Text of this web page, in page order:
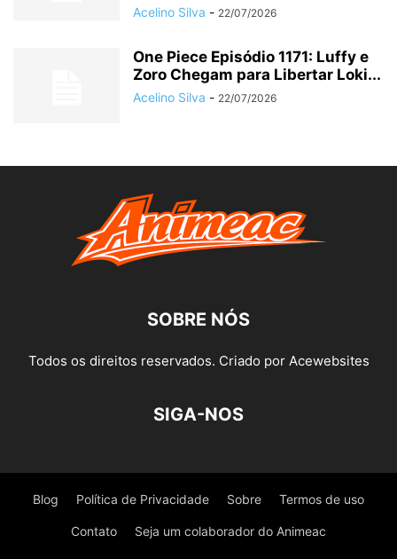
Acelino Silva - 22/07/2026
One Piece Episódio 1171: Luffy e
Zoro Chegam para Libertar Loki...
Acelino Silva - 22/07/2026
SOBRE NÓS
Todos os direitos reservados. Criado por Acewebsites
SIGA-NOS
Blog Política de Privacidade Sobre Termos de uso
Contato Seja um colaborador do Animeac